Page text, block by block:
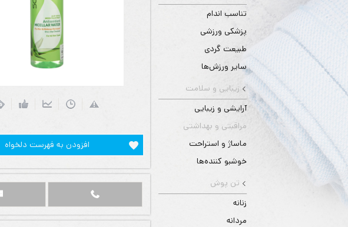
تناسب اندام
پزشکی ورزشی
طبیعت گردی
سایر ورزش‌ها
زیبایی و سلامت
آرایشی و زیبایی
مراقبتی و بهداشتی
ماساژ و استراحت
خوشبو کننده‌ها
تن پوش
زنانه
مردانه
افزودن به فهرست دلخواه